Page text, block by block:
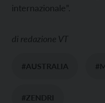
internazionale”.
di redazione VT
#AUSTRALIA
#ZENDRI